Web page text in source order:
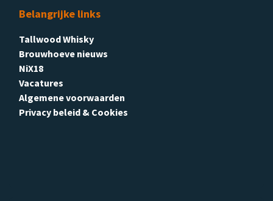
Belangrijke links
Tallwood Whisky
Brouwhoeve nieuws
NiX18
Vacatures
Algemene voorwaarden
Privacy beleid & Cookies